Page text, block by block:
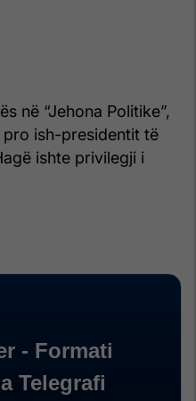
në “Jehona Politike”,
pro ish-presidentit të
ishte privilegji i